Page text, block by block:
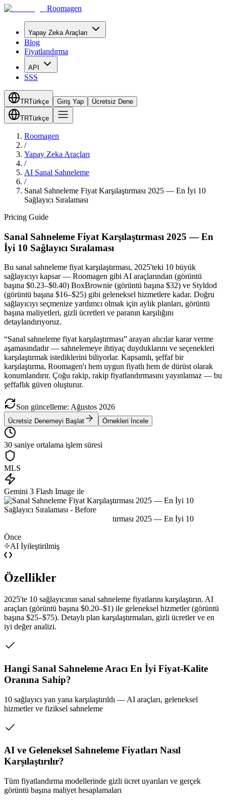
Roomagen
Yapay Zeka Araçları
Blog
Fiyatlandırma
API
SSS
TRTürkçe Giriş Yap Ücretsiz Dene
TRTürkçe
Roomagen
/
Yapay Zeka Araçları
/
AI Sanal Sahneleme
/
Sanal Sahneleme Fiyat Karşılaştırması 2025 — En İyi 10
Sağlayıcı Sıralaması
Pricing Guide
Sanal Sahneleme Fiyat Karşılaştırması 2025 — En
İyi 10 Sağlayıcı Sıralaması
Bu sanal sahneleme fiyat karşılaştırması, 2025'teki 10 büyük
sağlayıcıyı kapsar — Roomagen gibi AI araçlarından (görüntü
başına $0.23–$0.40) BoxBrownie (görüntü başına $32) ve Styldod
(görüntü başına $16–$25) gibi geleneksel hizmetlere kadar. Doğru
sağlayıcıyı seçmenize yardımcı olmak için aylık planları, görüntü
başına maliyetleri, gizli ücretleri ve paranın karşılığını
detaylandırıyoruz.
“Sanal sahneleme fiyat karşılaştırması” arayan alıcılar karar verme
aşamasındadır — sahnelemeye ihtiyaç duyduklarını ve seçenekleri
karşılaştırmak istediklerini biliyorlar. Kapsamlı, şeffaf bir
karşılaştırma, Roomagen'ı hem uygun fiyatlı hem de dürüst olarak
konumlandırır. Çoğu rakip, rakip fiyatlandırmasını yayınlamaz — bu
şeffaflık güven oluşturur.
Son güncelleme: Ağustos 2026
Ücretsiz Denemeyi Başlat Örnekleri İncele
30 saniye ortalama işlem süresi
MLS
Gemini 3 Flash Image ile
Önce
AI İyileştirilmiş
Özellikler
2025'te 10 sağlayıcının sanal sahneleme fiyatlarını karşılaştırın. AI
araçları (görüntü başına $0.20–$1) ile geleneksel hizmetler (görüntü
başına $25–$75). Detaylı plan karşılaştırmaları, gizli ücretler ve en
iyi değer analizi.
Hangi Sanal Sahneleme Aracı En İyi Fiyat-Kalite
Oranına Sahip?
10 sağlayıcı yan yana karşılaştırıldı — AI araçları, geleneksel
hizmetler ve fiziksel sahneleme
AI ve Geleneksel Sahneleme Fiyatları Nasıl
Karşılaştırılır?
Tüm fiyatlandırma modellerinde gizli ücret uyarıları ve gerçek
görüntü başına maliyet hesaplamaları